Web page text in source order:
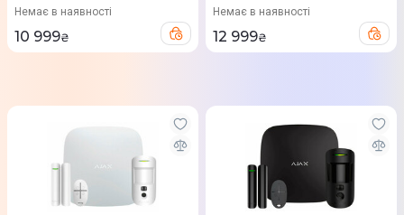
Немає в наявності
10 999₴
Немає в наявності
12 999₴